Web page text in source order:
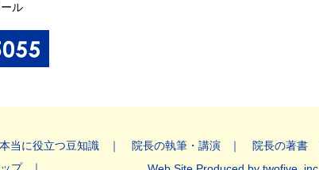
ル
本当に役立つ豆知識 院長の執筆・講演
院長の著書